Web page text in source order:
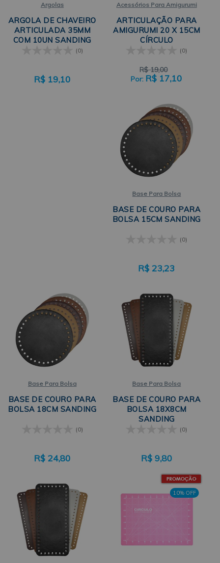
Argolas
ARGOLA DE CHAVEIRO
ARTICULADA 35MM
COM 10UN SANDING
(0)
R$ 19,10
Acessórios Para Amigurumi
ARTICULAÇÃO PARA
AMIGURUMI 20 X 15CM
CÍRCULO
(0)
R$ 19,00
R$ 17,10
Base Para Bolsa
BASE DE COURO PARA
BOLSA 15CM SANDING
(0)
R$ 23,23
Base Para Bolsa
BASE DE COURO PARA
BOLSA 18CM SANDING
(0)
R$ 24,80
Base Para Bolsa
BASE DE COURO PARA
BOLSA 18X8CM
SANDING
(0)
R$ 9,80
10% OFF